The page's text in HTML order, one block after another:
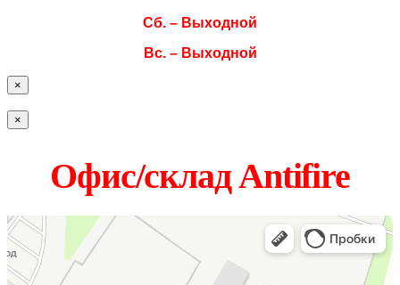
Сб. – Выходной
Вс. – Выходной
×
×
Офис/склад Antifire